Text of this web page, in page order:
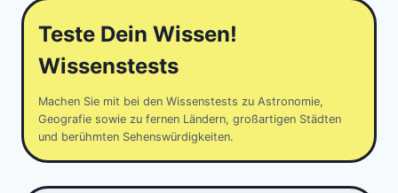
Teste Dein Wissen!
Wissenstests
Machen Sie mit bei den Wissenstests zu Astronomie,
Geografie sowie zu fernen Ländern, großartigen Städten
und berühmten Sehenswürdigkeiten.